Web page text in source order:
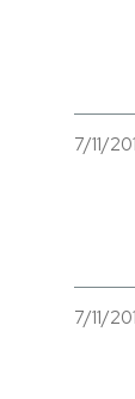
7/11/
7/11/